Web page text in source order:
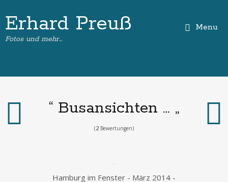
Erhard Preuß
Fotos und mehr…
Menu
“ Busansichten … „
(2 Bewertungen)
Hamburg im Fenster - März 2014 -